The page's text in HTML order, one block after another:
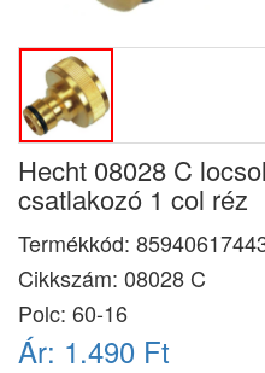
Hecht 08028 C
csatlakozó 1 col réz
Termékkód:
Cikkszám: 08028 C
Polc: 60-16
Ár: 1.490 Ft